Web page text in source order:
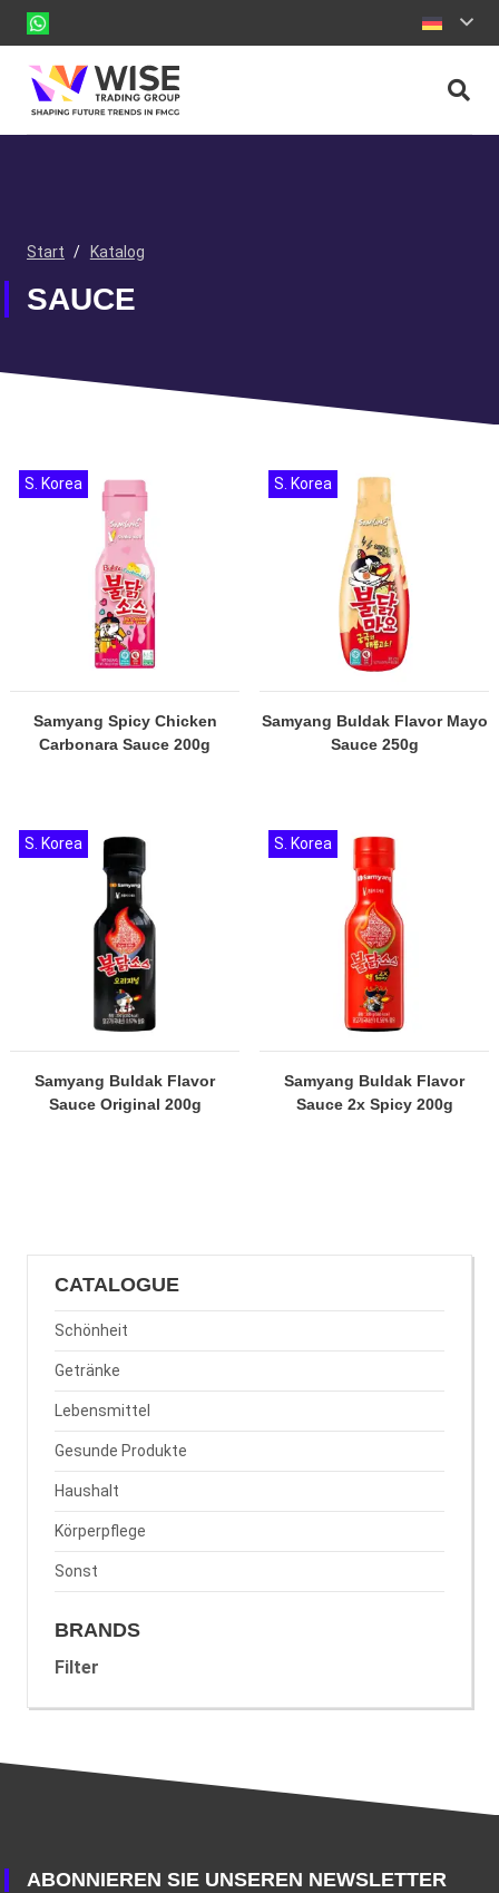
Start / Katalog
SAUCE
CATALOGUE
Schönheit
Getränke
Lebensmittel
Gesunde Produkte
Haushalt
Körperpflege
Sonst
BRANDS
Filter
Samyang Spicy Chicken
Carbonara Sauce 200g
S. Korea
Samyang Buldak Flavor Mayo
Sauce 250g
S. Korea
Samyang Buldak Flavor
Sauce Original 200g
S. Korea
Samyang Buldak Flavor
Sauce 2x Spicy 200g
S. Korea
ABONNIEREN SIE UNSEREN NEWSLETTER